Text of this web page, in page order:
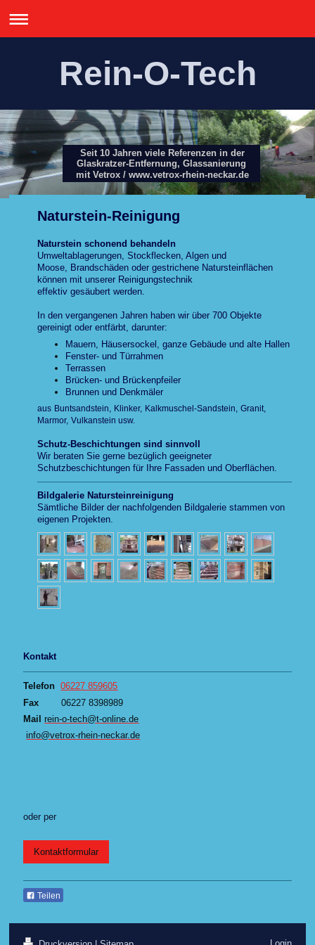
Rein-O-Tech
Seit 10 Jahren viele Referenzen in der
Glaskratzer-Entfernung, Glassanierung
mit Vetrox / www.vetrox-rhein-neckar.de
Naturstein-Reinigung
Naturstein schonend behandeln
Umweltablagerungen, Stockflecken, Algen und
Moose, Brandschäden oder gestrichene Natursteinflächen
können mit unserer Reinigungstechnik
effektiv gesäubert werden.
In den vergangenen Jahren haben wir über 700 Objekte
gereinigt oder entfärbt, darunter:
Mauern, Häusersockel, ganze Gebäude und alte Hallen
Fenster- und Türrahmen
Terrassen
Brücken- und Brückenpfeiler
Brunnen und Denkmäler
aus Buntsandstein, Klinker, Kalkmuschel-Sandstein, Granit,
Marmor, Vulkanstein usw.
Schutz-Beschichtungen sind sinnvoll
Wir beraten Sie gerne bezüglich geeigneter
Schutzbeschichtungen für Ihre Fassaden und Oberflächen.
Bildgalerie Natursteinreinigung
Sämtliche Bilder der nachfolgenden Bildgalerie stammen von
eigenen Projekten.
Kontakt
Telefon 06227 859605
Fax 06227 8398989
Mail
rein-o-tech@t-online.de
info@vetrox-rhein-neckar.de
oder per
Kontaktformular
Teilen